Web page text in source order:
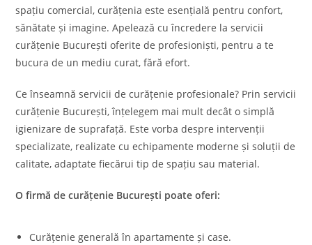
spațiu comercial, curățenia este esențială pentru confort,
sănătate și imagine. Apelează cu încredere la servicii
curățenie București oferite de profesioniști, pentru a te
bucura de un mediu curat, fără efort.
Ce înseamnă servicii de curățenie profesionale? Prin servicii
curățenie București, înțelegem mai mult decât o simplă
igienizare de suprafață. Este vorba despre intervenții
specializate, realizate cu echipamente moderne și soluții de
calitate, adaptate fiecărui tip de spațiu sau material.
O firmă de curățenie București poate oferi:
Curățenie generală în apartamente și case.